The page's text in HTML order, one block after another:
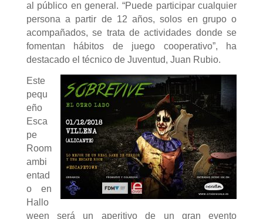
al público en general. “Puede participar cualquier
persona a partir de 12 años, solos en grupo o
acompañados, se trata de actividades donde se
fomentan hábitos de juego cooperativo”, ha
destacado el técnico de Juventud, Juan Rubio.
Este
pequ
eño
Esca
pe
Room
ambi
entad
o en
Hallo
ween será un aperitivo de un gran evento